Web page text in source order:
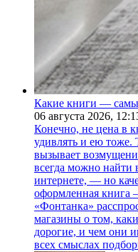
Какие книги —
06 августа 2026,
Конечно, не цена в
удивлять и ею тоже.
вызывает
всегда можно найти
интернете, — но
оформленная книга
«Фонтанка»
магазины о том,
дорогие, и чем они
всех смыслах